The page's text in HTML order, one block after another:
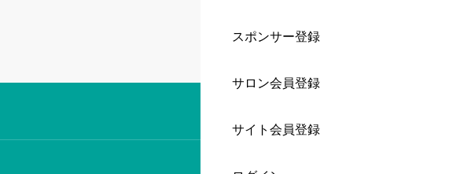
スポンサー登録
サロン会員登録
サイト会員登録